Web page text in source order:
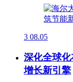
3 08.05
深化全球
增长新引擎